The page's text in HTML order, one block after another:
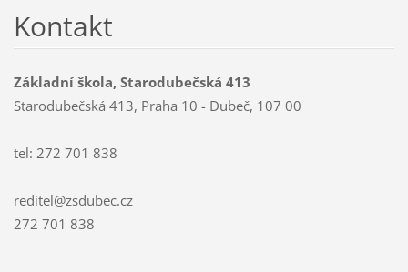
Kontakt
Základní škola, Starodubečská 413
Starodubečská 413, Praha 10 - Dubeč, 107 00
tel: 272 701 838
reditel@zsdubec.cz
272 701 838